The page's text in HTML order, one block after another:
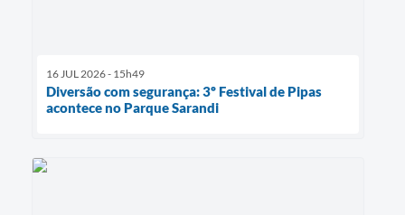
16 JUL 2026 - 15h49
Diversão com segurança: 3º Festival de Pipas
acontece no Parque Sarandi